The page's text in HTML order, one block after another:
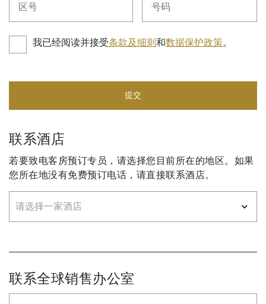
我已经阅读并接受条款及细则 和数据保护政策。
提交
联系酒店
若要致电客房预订专员，请选择您目前所在的地区。如果
您所在地没有免费预订电话，请直接联系酒店。
联系全球销售办公室